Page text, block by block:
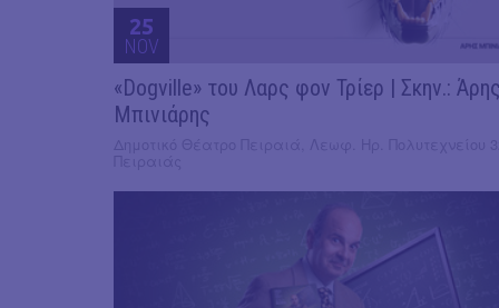
25
NOV
«Dogville» του Λαρς φον Τρίερ | Σκην.: Άρης
Μπινιάρης